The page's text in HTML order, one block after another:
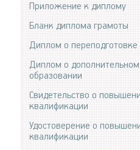
Приложение к диплому
Бланк диплома грамоты
Диплом о переподготовке
Диплом о дополнительном
образовании
Свидетельство о
квалификации
Удостоверение о
квалификации